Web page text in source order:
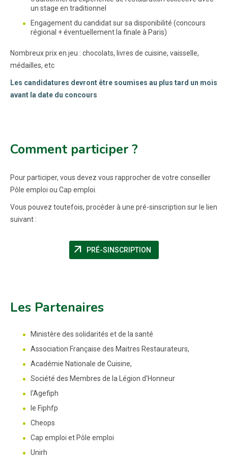
un stage en traditionnel
Engagement du candidat sur sa disponibilité (concours
régional + éventuellement la finale à Paris)
Nombreux prix en jeu : chocolats, livres de cuisine, vaisselle,
médailles, etc
Les candidatures devront être soumises au plus tard un mois
avant la date du concours
Comment participer ?
Pour participer, vous devez vous rapprocher de votre conseiller
Pôle emploi ou Cap emploi.
Vous pouvez toutefois, procéder à une pré-sinscription sur le lien
suivant :
arrow_outward PRÉ-SINSCRIPTION
Les Partenaires
Ministère des solidarités et de la santé
Association Française des Maitres Restaurateurs,
Académie Nationale de Cuisine,
Société des Membres de la Légion d'Honneur
l'Agefiph
le Fiphfp
Cheops
Cap emploi et Pôle emploi
Unirh